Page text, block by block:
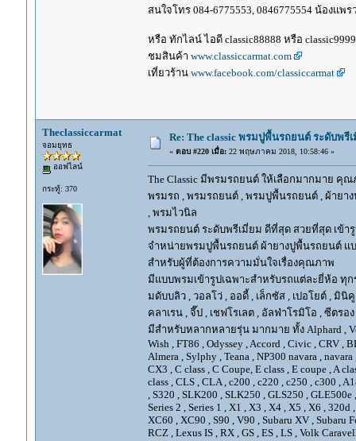
สนใจโทร 084-6775553, 0846775554 น้องแพร
หรือ ทักไลน์ ไอดี classic88888 หรือ
ชมสินค้า www.classiccarmat.com
เที่ยวร้าน www.facebook.com/classiccarmat
Theclassiccarmat
จอมยุทธ
ออฟไลน์
กระทู้: 370
Re: The classic พรมปูพื้นรถยนต์ ระดับพรี
« ตอบ #220 เมื่อ:22 พฤษภาคม 2018, 10:58:46 »
The Classic มีพรมรถยนต์ ให้เลือกมากมาย คุ
พรมรถ , พรมรถยนต์ , พรมปูพื้นรถยนต์ , ผ้ายา
, พรมไวนิล
พรมรถยนต์ ระดับพรีเมี่ยม ดีที่สุด สวยที่สุด เข้ารู
จำหน่ายพรมปูพื้นรถยนต์ ผ้ายางปูพื้นรถยนต์ แบบ
สำหรับผู้ที่ต้องการความมั่นใจเรื่องคุณภาพ
มีแบบพรมเข้ารูปเฉพาะสำหรับรถแต่ละยี่ห้อ ทุก
มดับบลิว , วอลโว่ , ออดี้ , เล็กซัส , เปอโยต์ , มินิ
คลาเรน , จี๊ป , เชฟโรเลต , อัลฟ่าโรมิโอ , ซีตร
มีสำหรับหลากหลายรุ่น มากมาย ทั้ง Alphard ,
Wish , FT86 , Odyssey , Accord , Civic , CRV ,
Almera , Sylphy , Teana , NP300 navara ,
CX3 , C class , C Coupe, E class , E coupe , A
class , CLS , CLA , c200 , c220 , c250 , c300 ,
, S320 , SLK200 , SLK250 , GLS250 , GLE500e
Series 2 , Series 1 , X1 , X3 , X4 , X5 , X6 ,
XC60 , XC90 , S90 , V90 , Subaru XV , Subaru
RCZ , Lexus IS , RX , GS , ES , LS , Volk